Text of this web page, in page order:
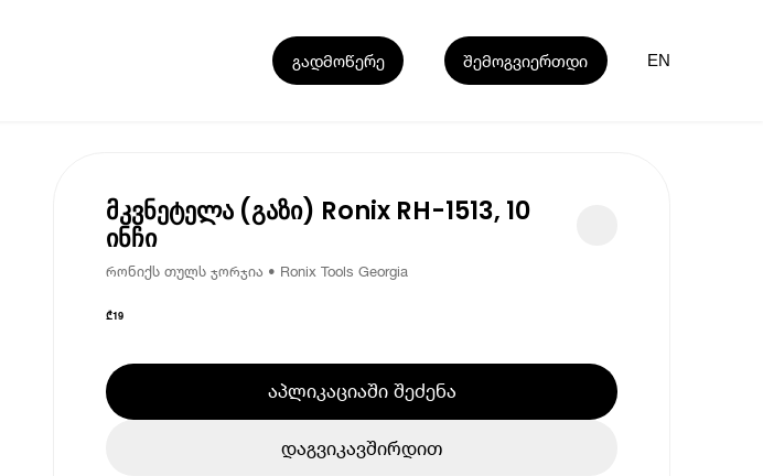
გადმოწერე შემოგვიერთდი EN
მკვნეტელა (გაზი) Ronix RH-1513, 10
ინჩი
რონიქს თულს ჯორჯია • Ronix Tools Georgia
₾19
აპლიკაციაში შეძენა
დაგვიკავშირდით